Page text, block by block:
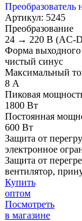
Артикул: 5245
Преобразование
24 → 220 В (AC-
Форма
чистый синус
Максимальный
8 А
Пиковая
1800 Вт
Постоянная
600 Вт
Защита от
электронное
Защита от
вентилятор,
Купить
оптом
Посмотреть
в магазине